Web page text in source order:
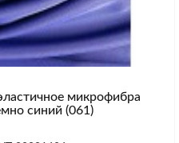
микрофибра
синий (061)